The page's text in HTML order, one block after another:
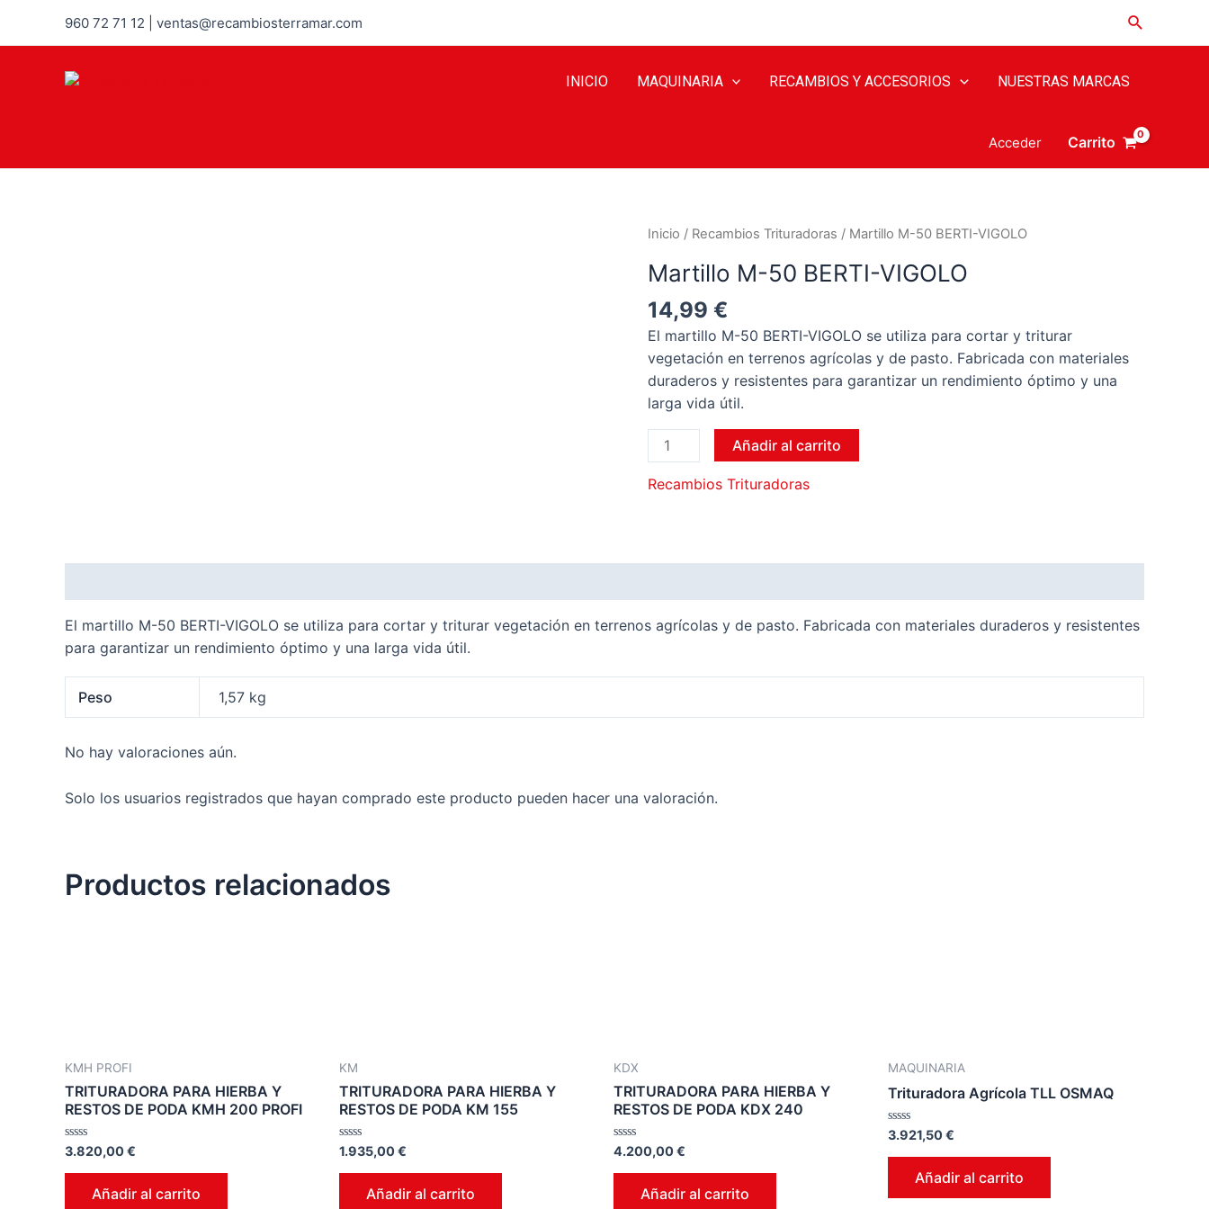
960 72 71 12 | ventas@recambiosterramar.com
INICIO MAQUINARIA RECAMBIOS Y ACCESORIOS NUESTRAS MARCAS
Acceder Carrito
Inicio / Recambios Trituradoras / Martillo M-50 BERTI-VIGOLO
Martillo M-50 BERTI-VIGOLO
14,99 €
El martillo M-50 BERTI-VIGOLO se utiliza para cortar y triturar
vegetación en terrenos agrícolas y de pasto. Fabricada con materiales
duraderos y resistentes para garantizar un rendimiento óptimo y una
larga vida útil.
Añadir al carrito
Recambios Trituradoras
El martillo M-50 BERTI-VIGOLO se utiliza para cortar y triturar vegetación en terrenos agrícolas y de pasto. Fabricada con materiales duraderos y resistentes
para garantizar un rendimiento óptimo y una larga vida útil.
Peso 1,57 kg
No hay valoraciones aún.
Solo los usuarios registrados que hayan comprado este producto pueden hacer una valoración.
Productos relacionados
KMH PROFI
TRITURADORA PARA HIERBA Y
RESTOS DE PODA KMH 200 PROFI
Valorado
en
0
3.820,00€
Añadir al carrito
KM
TRITURADORA PARA HIERBA Y
RESTOS DE PODA KM 155
Valorado
0
1.935,00€
Añadir al carrito
KDX
TRITURADORA PARA HIERBA Y
RESTOS DE PODA KDX 240
Valorado
0
4.200,00€
Añadir al carrito
MAQUINARIA
Trituradora Agrícola TLL OSMAQ
Valorado
en
0
3.921,50€
Añadir al carrito